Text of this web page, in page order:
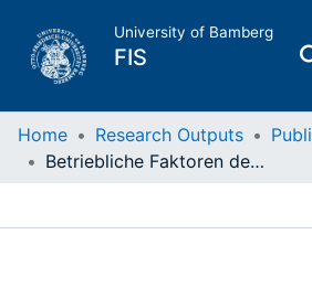
University of Bamberg
FIS
Home
Home Research Outputs
Betriebliche Faktoren der Beschäftigung Älterer : theoretische Überlegungen und empirische Analysenzu Bestand, Eintritten und Austritten